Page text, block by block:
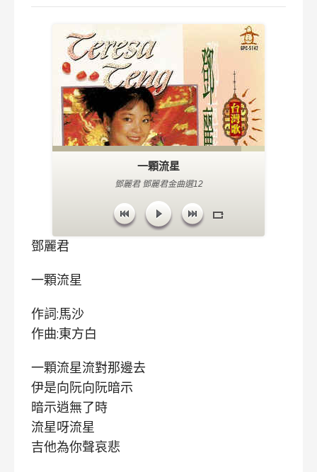
一顆流星
鄧麗君 鄧麗君金曲選12
鄧麗君
一顆流星
作詞:馬沙
作曲:東方白
一顆流星流對那邊去
伊是向阮向阮暗示
暗示逍無了時
流星呀流星
吉他為你聲哀悲